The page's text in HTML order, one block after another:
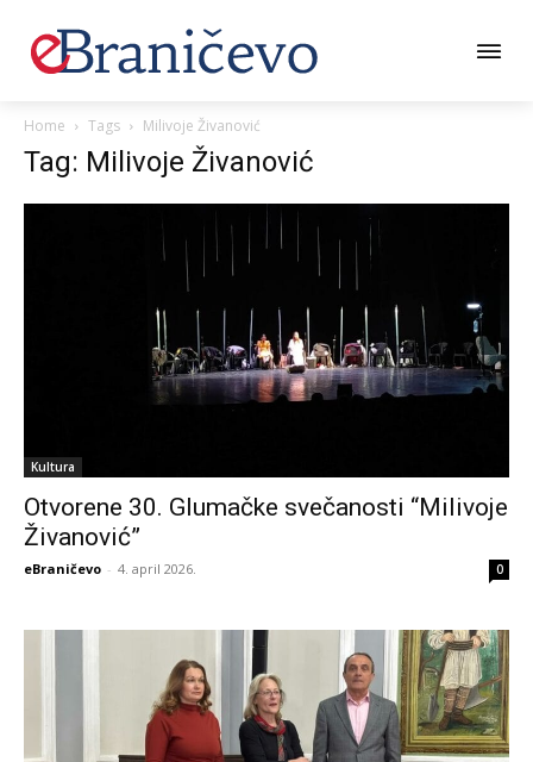
Home Tags Milivoje Živanović
Tag: Milivoje Živanović
Kultura
Otvorene 30. Glumačke svečanosti “Milivoje
Živanović”
eBraničevo - 4. april 2026. 0